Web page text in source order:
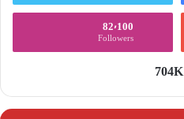
82٬100
Followers
704K